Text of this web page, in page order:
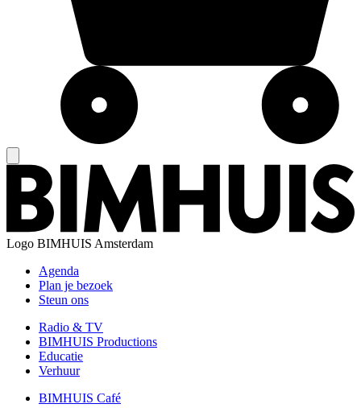
Logo BIMHUIS Amsterdam
Agenda
Plan je bezoek
Steun ons
Radio & TV
BIMHUIS Productions
Educatie
Verhuur
BIMHUIS Café